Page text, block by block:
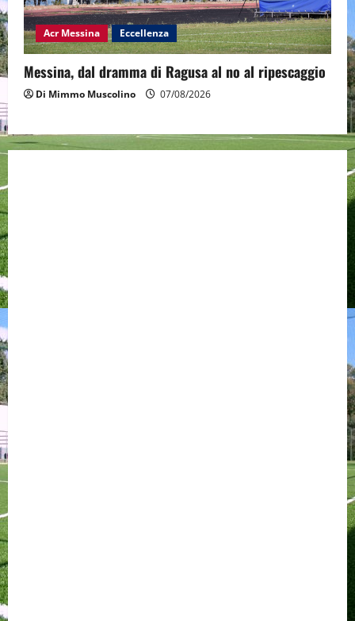
Acr Messina Eccellenza
Messina, dal dramma di Ragusa al no al ripescaggio
Di Mimmo Muscolino 07/08/2026